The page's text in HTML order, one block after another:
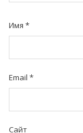
Имя *
Email *
Сайт